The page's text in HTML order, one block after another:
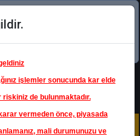
indirin!
işlemler sonucunda kar elde
de bulunmaktadır.
vermeden önce, piyasada
mali durumunuzu ve